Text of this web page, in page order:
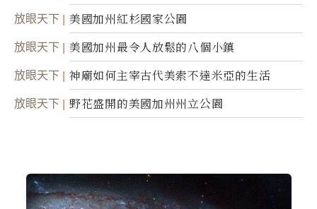
放眼天下 美國加州紅杉國家公園
放眼天下 美國加州最令人放鬆的八個小鎮
放眼天下 神廟如何主宰古代美索不達米亞的生活
放眼天下 野花盛開的美國加州州立公園